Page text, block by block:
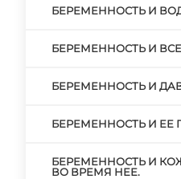
БЕРЕМЕННОСТЬ И
БЕРЕМЕННОСТЬ И
БЕРЕМЕННОСТЬ И
БЕРЕМЕННОСТЬ И ЕЕ
БЕРЕМЕННОСТЬ И
ВО ВРЕМЯ НЕЕ.